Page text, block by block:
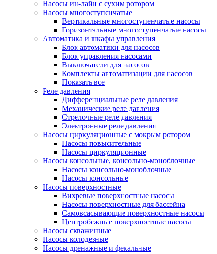
Насосы ин-лайн с сухим ротором
Насосы многоступенчатые
Вертикальные многоступенчатые насосы
Горизонтальные многоступенчатые насосы
Автоматика и шкафы управления
Блок автоматики для насосов
Блок управления насосами
Выключатели для насосов
Комплекты автоматизации для насосов
Показать все
Реле давления
Дифференциальные реле давления
Механические реле давления
Стрелочные реле давления
Электронные реле давления
Насосы циркуляционные с мокрым ротором
Насосы повысительные
Насосы циркуляционные
Насосы консольные, консольно-моноблочные
Насосы консольно-моноблочные
Насосы консольные
Насосы поверхностные
Вихревые поверхностные насосы
Насосы поверхностные для бассейна
Самовсасывающие поверхностные насосы
Центробежные поверхностные насосы
Насосы скважинные
Насосы колодезные
Насосы дренажные и фекальные